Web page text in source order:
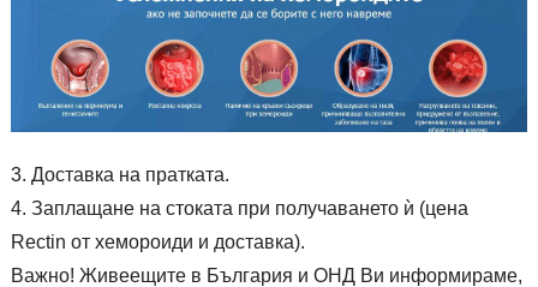
Доставка на пратката.
Заплащане на стоката при получаването ѝ (цена
Rectin от хемороиди и доставка).
Важно! Живеещите в България и ОНД Ви информираме,